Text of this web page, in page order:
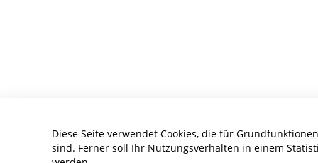
Diese Seite verwendet Cookies, die für
sind. Ferner soll Ihr Nutzungsverhalten in einem